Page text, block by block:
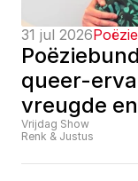
31 jul 2026Poëzie
queer-
vreugde
Vrijdag Show
Renk & Justus